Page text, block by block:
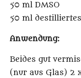
50 ml DMSO
50 ml
Anwendung:
Beides gut
(nur aus Glas) 2